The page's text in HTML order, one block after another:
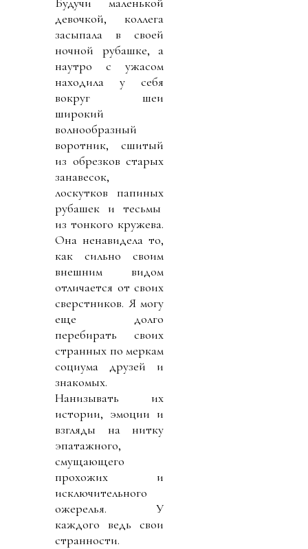
Будучи маленькой
девочкой, коллега
засыпала в своей
ночной рубашке, а
наутро с ужасом
находила у себя
вокруг шеи
широкий
волнообразный
воротник, сшитый
из обрезков старых
занавесок,
лоскутков папиных
рубашек и тесьмы
из тонкого кружева.
Она ненавидела то,
как сильно своим
внешним видом
отличается от своих
сверстников. Я могу
еще долго
перебирать своих
странных по меркам
социума друзей и
знакомых.
Нанизывать их
истории, эмоции и
взгляды на нитку
эпатажного,
смущающего
прохожих и
исключительного
ожерелья. У
каждого ведь свои
странности.